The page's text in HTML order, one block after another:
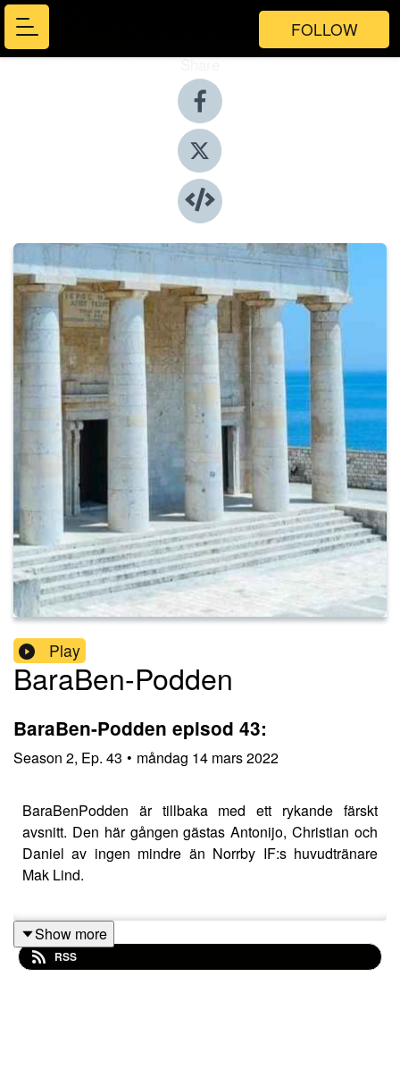
FOLLOW
Share
Play
BaraBen-Podden
BaraBen-Podden episod 43:
Season 2, Ep. 43 • måndag 14 mars 2022
BaraBenPodden är tillbaka med ett rykande färskt
avsnitt. Den här gången gästas Antonijo, Christian och
Daniel av ingen mindre än Norrby IF:s huvudtränare
Mak Lind.
I avsnittet pratar vi om: Blåvitts taktik:
Show more
RSS